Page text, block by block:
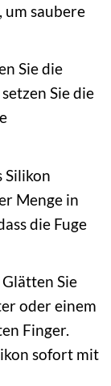
um saubere
Sie die
Sie die
Silikon
Menge in
die Fuge
Glätten Sie
oder einem
Finger.
sofort mit